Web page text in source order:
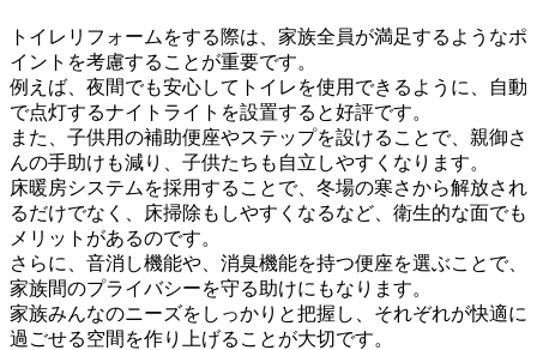
トイレリフォームをする際は、家族全員が満足するようなポ
イントを考慮することが重要です。
例えば、夜間でも安心してトイレを使用できるように、自動
で点灯するナイトライトを設置すると好評です。
また、子供用の補助便座やステップを設けることで、親御さ
んの手助けも減り、子供たちも自立しやすくなります。
床暖房システムを採用することで、冬場の寒さから解放され
るだけでなく、床掃除もしやすくなるなど、衛生的な面でも
メリットがあるのです。
さらに、音消し機能や、消臭機能を持つ便座を選ぶことで、
家族間のプライバシーを守る助けにもなります。
家族みんなのニーズをしっかりと把握し、それぞれが快適に
過ごせる空間を作り上げることが大切です。